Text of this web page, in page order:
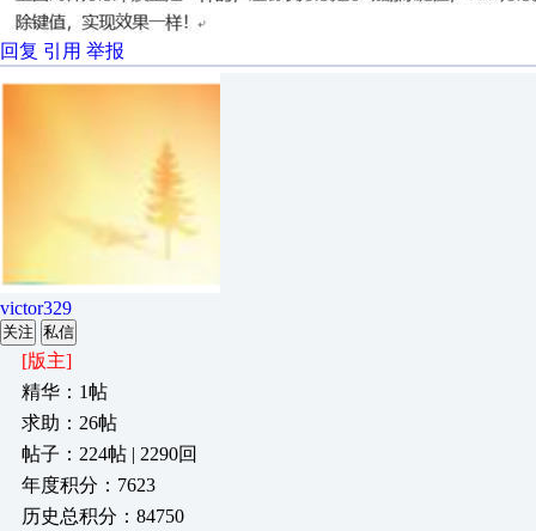
回复 引用 举报
victor329
关注 私信
[版主]
精华：1帖
求助：26帖
帖子：224帖 | 2290回
年度积分：7623
历史总积分：84750